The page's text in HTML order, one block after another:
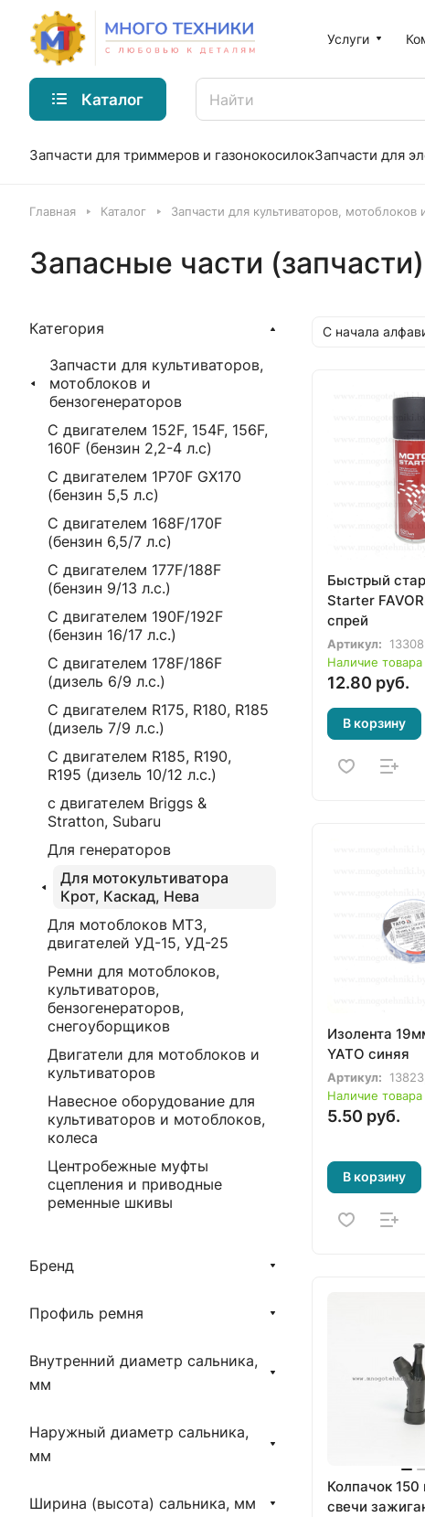
Услуги
Каталог
Запчасти для триммеров и газонокосилокЗапчасти для
Главная Каталог Запчасти для культиваторов, мотоблоков
Запасные части
С начала
Быстрый
Starter
спрей
Артикул:
13308
Наличие товара
12.80 руб.
В корзину
Изолента
YATO синяя
Артикул:
Наличие товара
5.50 руб.
В корзину
Колпачок 150
свечи
Категория
Запчасти для культиваторов,
мотоблоков и
бензогенераторов
С двигателем 152F, 154F, 156F,
160F (бензин 2,2-4 л.с)
С двигателем 1P70F GX170
(бензин 5,5 л.с)
С двигателем 168F/170F
(бензин 6,5/7 л.с)
С двигателем 177F/188F
(бензин 9/13 л.с.)
С двигателем 190F/192F
(бензин 16/17 л.с.)
С двигателем 178F/186F
(дизель 6/9 л.с.)
С двигателем R175, R180, R185
(дизель 7/9 л.с.)
С двигателем R185, R190,
R195 (дизель 10/12 л.с.)
с двигателем Briggs &
Stratton, Subaru
Для генераторов
Для мотокультиватора
Крот, Каскад, Нева
Для мотоблоков МТЗ,
двигателей УД-15, УД-25
Ремни для мотоблоков,
культиваторов,
бензогенераторов,
снегоуборщиков
Двигатели для мотоблоков и
культиваторов
Навесное оборудование для
культиваторов и мотоблоков,
колеса
Центробежные муфты
сцепления и приводные
ременные шкивы
Бренд
Профиль ремня
Внутренний диаметр сальника,
мм
Наружный диаметр сальника,
мм
Ширина (высота) сальника, мм